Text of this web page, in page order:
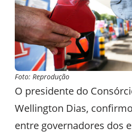
Foto: Reprodução
O presidente do
Wellington Dias,
entre governadores dos